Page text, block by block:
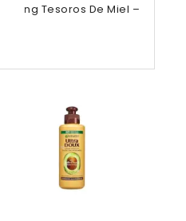
Tesoros De Miel – Garnier...